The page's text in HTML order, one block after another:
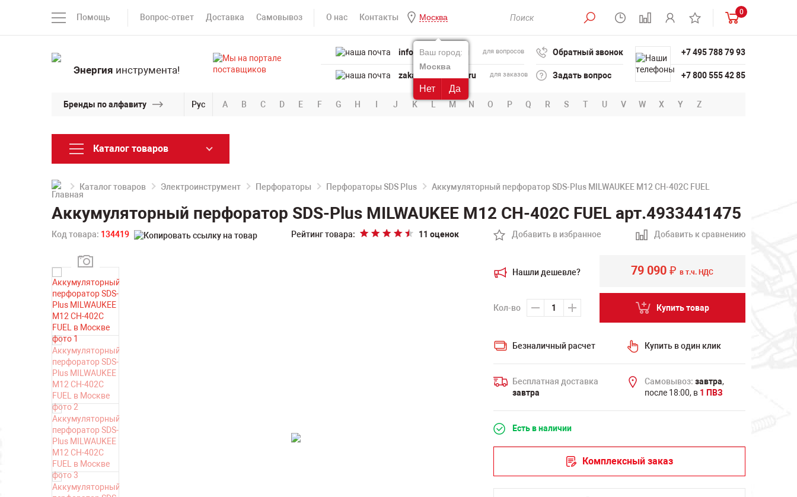
Помощь Вопрос-ответ Доставка Самовывоз О нас Контакты Москва
Ваш город:
Москва
Нет Да
0
Энергия инструмента!
info@powertool.ru для вопросов
zakaz@powertool.ru для заказов
Обратный звонок
Задать вопрос
+7 495 788 79 93
+7 800 555 42 85
Бренды по алфавиту Рус A B C D E F G H I J K L M N O P Q R S T U V W X Y Z
Каталог товаров
Каталог товаров Электроинструмент Перфораторы Перфораторы SDS Plus Аккумуляторный перфоратор SDS-Plus MILWAUKEE M12 CH-402C FUEL
Аккумуляторный перфоратор SDS-Plus MILWAUKEE M12 CH-402C FUEL арт.4933441475
Код товара: 134419 Рейтинг товара: 11 оценок Добавить в избранное Добавить к сравнению
Нашли дешевле?
Кол-во
79 090₽ в т.ч. НДС
Купить товар
Безналичный расчет Купить в один клик
Бесплатная доставка
завтра
Самовывоз: завтра,
после 18:00, в 1 ПВЗ
Есть в наличии
Комплексный заказ